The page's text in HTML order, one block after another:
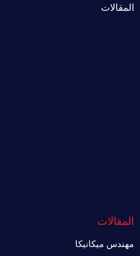
المقالات
المقالات
مهندس ميكانيكا